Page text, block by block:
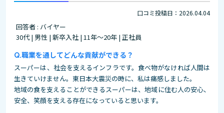
口コミ投稿日：2026.04.04
回答者 : バイヤー
30代 | 男性 | 新卒入社 | 11年～20年 | 正社員
職業を通してどんな貢献ができる？
スーパーは、社会を支えるインフラです。食べ物がなければ人間は
生きていけません。東日本大震災の時に、私は痛感しました。
地域の食を支えることができるスーパーは、地域に住む人の安心、
安全、笑顔を支える存在になっていると思います。